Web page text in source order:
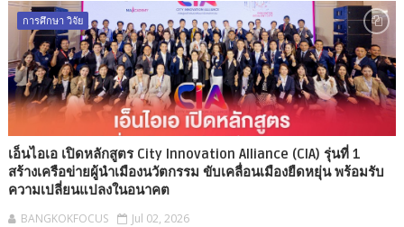
การศึกษา วิจัย
เอ็นไอเอ เปิดหลักสูตร City Innovation Alliance (CIA) รุ่นที่ 1
สร้างเครือข่ายผู้นำเมืองนวัตกรรม ขับเคลื่อนเมืองยืดหยุ่น พร้อมรับ
ความเปลี่ยนแปลงในอนาคต
BANGKOKFOCUS Jul 02, 2026